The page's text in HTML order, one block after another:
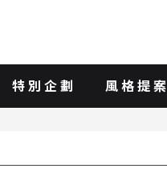
特別企劃 風格提案